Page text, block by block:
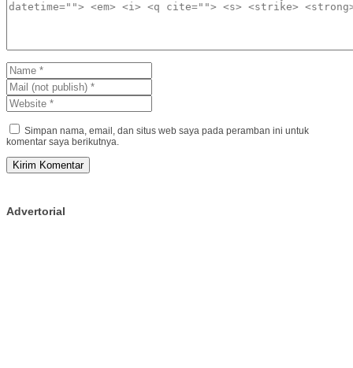
Simpan nama, email, dan situs web saya pada peramban ini untuk
komentar saya berikutnya.
Advertorial